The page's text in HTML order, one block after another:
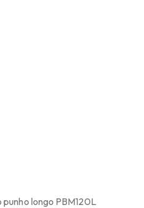
longo PBM120L